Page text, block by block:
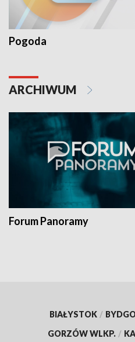
Pogoda
ARCHIWUM
Forum Panoramy
BIAŁYSTOK /
GORZÓW WLKP. /